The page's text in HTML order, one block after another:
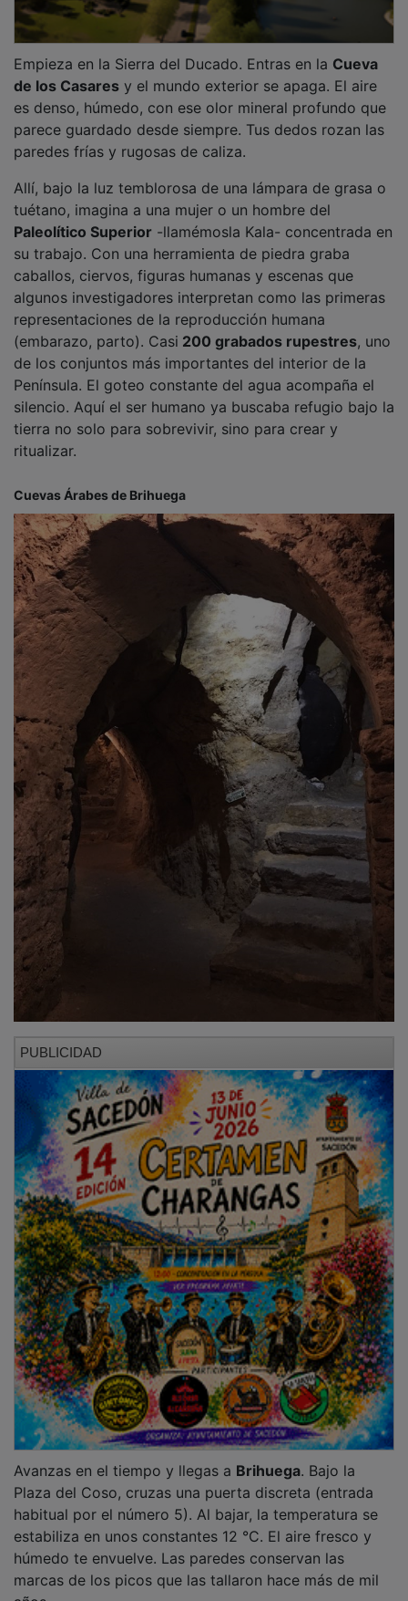
Empieza en la Sierra del Ducado. Entras en la Cueva
de los Casares y el mundo exterior se apaga. El aire
es denso, húmedo, con ese olor mineral profundo que
parece guardado desde siempre. Tus dedos rozan las
paredes frías y rugosas de caliza.
Allí, bajo la luz temblorosa de una lámpara de grasa o
tuétano, imagina a una mujer o un hombre del
Paleolítico Superior -llamémosla Kala- concentrada en
su trabajo. Con una herramienta de piedra graba
caballos, ciervos, figuras humanas y escenas que
algunos investigadores interpretan como las primeras
representaciones de la reproducción humana
(embarazo, parto). Casi 200 grabados rupestres, uno
de los conjuntos más importantes del interior de la
Península. El goteo constante del agua acompaña el
silencio. Aquí el ser humano ya buscaba refugio bajo la
tierra no solo para sobrevivir, sino para crear y
ritualizar.
Cuevas Árabes de Brihuega
PUBLICIDAD
Avanzas en el tiempo y llegas a Brihuega. Bajo la
Plaza del Coso, cruzas una puerta discreta (entrada
habitual por el número 5). Al bajar, la temperatura se
estabiliza en unos constantes 12 °C. El aire fresco y
húmedo te envuelve. Las paredes conservan las
marcas de los picos que las tallaron hace más de mil